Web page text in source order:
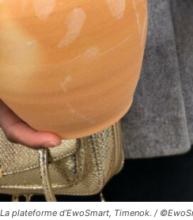
La plateforme d’EwoSmart, Timenok. /